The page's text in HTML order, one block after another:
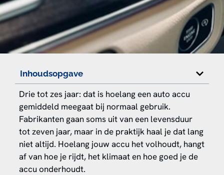
Inhoudsopgave
Drie tot zes jaar: dat is hoelang een auto accu
gemiddeld meegaat bij normaal gebruik.
Fabrikanten gaan soms uit van een levensduur
tot zeven jaar, maar in de praktijk haal je dat lang
niet altijd. Hoelang jouw accu het volhoudt, hangt
af van hoe je rijdt, het klimaat en hoe goed je de
accu onderhoudt.